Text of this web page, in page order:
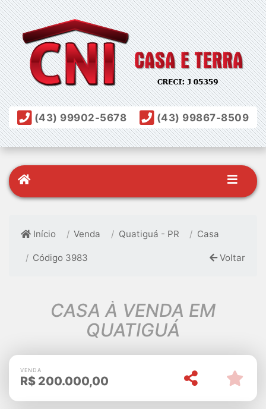
(43) 99902-5678 (43) 99867-8509
Início Venda Quatiguá - PR Casa
Código 3983 Voltar
CASA À VENDA EM
QUATIGUÁ
VENDA
R$ 200.000,00